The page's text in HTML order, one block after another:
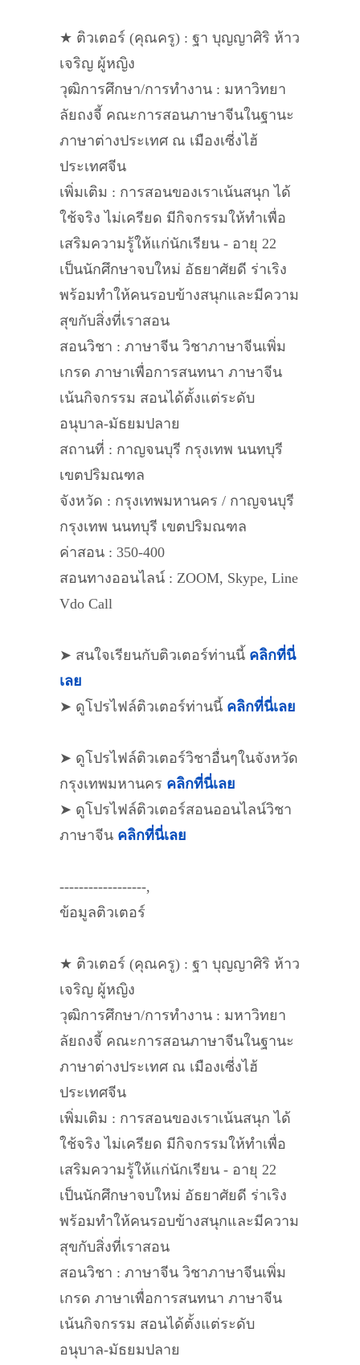
★ ติวเตอร์ (คุณครู) : ฐา บุญญาศิริ ห้าว
เจริญ ผู้หญิง
วุฒิการศึกษา/การทำงาน : มหาวิทยา
ลัยถงจี้ คณะการสอนภาษาจีนในฐานะ
ภาษาต่างประเทศ ณ เมืองเซี่งไฮ้
ประเทศจีน
เพิ่มเติม : การสอนของเราเน้นสนุก ได้
ใช้จริง ไม่เครียด มีกิจกรรมให้ทำเพื่อ
เสริมความรู้ให้แก่นักเรียน - อายุ 22
เป็นนักศึกษาจบใหม่ อัธยาศัยดี ร่าเริง
พร้อมทำให้คนรอบข้างสนุกและมีความ
สุขกับสิ่งที่เราสอน
สอนวิชา : ภาษาจีน วิชาภาษาจีนเพิ่ม
เกรด ภาษาเพื่อการสนทนา ภาษาจีน
เน้นกิจกรรม สอนได้ตั้งแต่ระดับ
อนุบาล-มัธยมปลาย
สถานที่ : กาญจนบุรี กรุงเทพ นนทบุรี
เขตปริมณฑล
จังหวัด : กรุงเทพมหานคร / กาญจนบุรี
กรุงเทพ นนทบุรี เขตปริมณฑล
ค่าสอน : 350-400
สอนทางออนไลน์ : ZOOM, Skype, Line
Vdo Call
➤ สนใจเรียนกับติวเตอร์ท่านนี้ คลิกที่นี่
เลย
➤ ดูโปรไฟล์ติวเตอร์ท่านนี้ คลิกที่นี่เลย
➤ ดูโปรไฟล์ติวเตอร์วิชาอื่นๆในจังหวัด
กรุงเทพมหานคร คลิกที่นี่เลย
➤ ดูโปรไฟล์ติวเตอร์สอนออนไลน์วิชา
ภาษาจีน คลิกที่นี่เลย
------------------,
ข้อมูลติวเตอร์
★ ติวเตอร์ (คุณครู) : ฐา บุญญาศิริ ห้าว
เจริญ ผู้หญิง
วุฒิการศึกษา/การทำงาน : มหาวิทยา
ลัยถงจี้ คณะการสอนภาษาจีนในฐานะ
ภาษาต่างประเทศ ณ เมืองเซี่งไฮ้
ประเทศจีน
เพิ่มเติม : การสอนของเราเน้นสนุก ได้
ใช้จริง ไม่เครียด มีกิจกรรมให้ทำเพื่อ
เสริมความรู้ให้แก่นักเรียน - อายุ 22
เป็นนักศึกษาจบใหม่ อัธยาศัยดี ร่าเริง
พร้อมทำให้คนรอบข้างสนุกและมีความ
สุขกับสิ่งที่เราสอน
สอนวิชา : ภาษาจีน วิชาภาษาจีนเพิ่ม
เกรด ภาษาเพื่อการสนทนา ภาษาจีน
เน้นกิจกรรม สอนได้ตั้งแต่ระดับ
อนุบาล-มัธยมปลาย